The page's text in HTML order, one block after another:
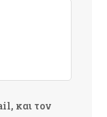
και τον